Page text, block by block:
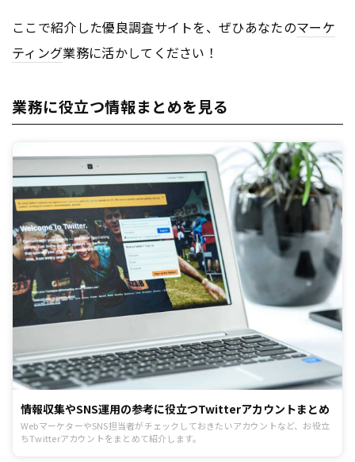
ここで紹介した優良調査サイトを、ぜひあなたのマーケ
ティング業務に活かしてください！
業務に役立つ情報まとめを見る
情報収集やSNS運用の参考に役立つTwitterアカウントまとめ
WebマーケターやSNS担当者がチェックしておきたいアカウントなど、お役立
ちTwitterアカウントをまとめて紹介します。